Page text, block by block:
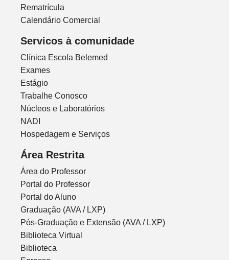
Rematrícula
Calendário Comercial
Servicos à comunidade
Clínica Escola Belemed
Exames
Estágio
Trabalhe Conosco
Núcleos e Laboratórios
NADI
Hospedagem e Serviços
Área Restrita
Área do Professor
Portal do Professor
Portal do Aluno
Graduação (AVA / LXP)
Pós-Graduação e Extensão (AVA / LXP)
Biblioteca Virtual
Biblioteca